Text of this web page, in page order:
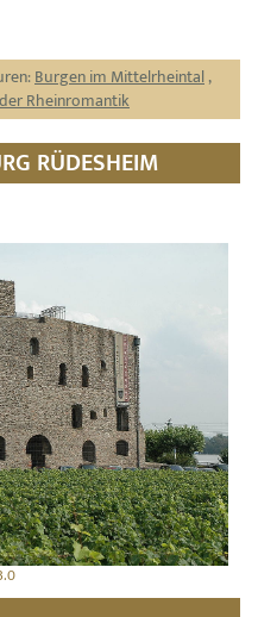
Burgen im Mittelrheintal,
Rheinromantik
RÜDESHEIM